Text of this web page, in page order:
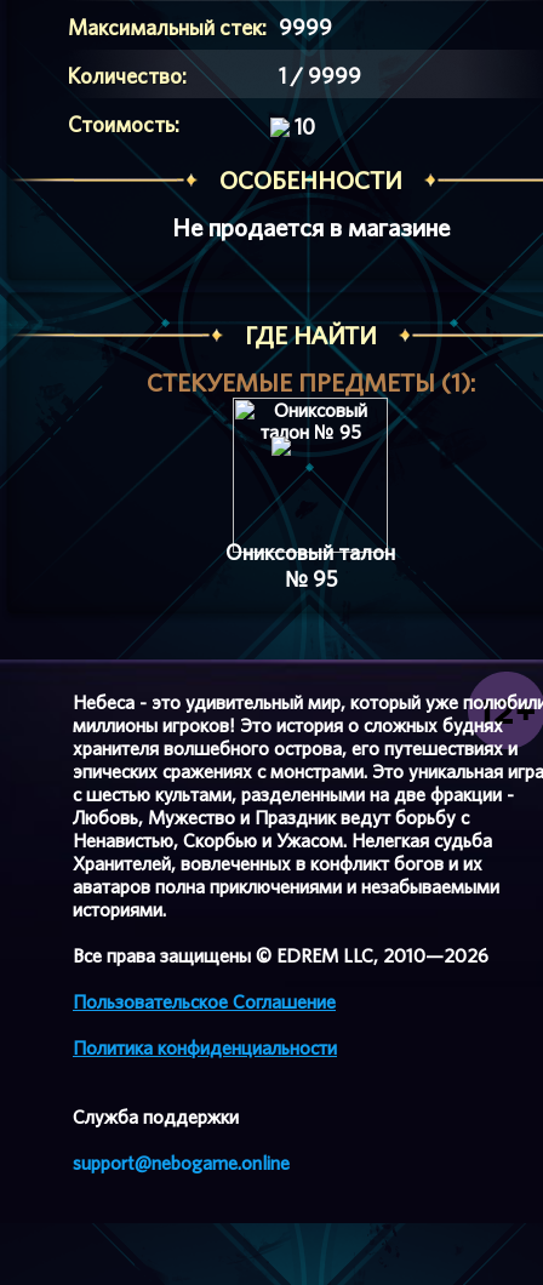
Максимальный стек: 9999
Количество:
1 / 9999
Стоимость:
10
ОСОБЕННОСТИ
Не продается в магазине
ГДЕ НАЙТИ
СТЕКУЕМЫЕ ПРЕДМЕТЫ (1):
Ониксовый талон
№ 95
Небеса - это удивительный мир, который уже
миллионы игроков! Это история о сложных буднях
хранителя волшебного острова, его путешествиях и
эпических сражениях с монстрами. Это уникальная игра
с шестью культами, разделенными на две фракции -
Любовь, Мужество и Праздник ведут борьбу с
Ненавистью, Скорбью и Ужасом. Нелегкая судьба
Хранителей, вовлеченных в конфликт богов и их
аватаров полна приключениями и незабываемыми
историями.
Все права защищены © EDREM LLC, 2010—2026
Пользовательское Соглашение
Политика конфиденциальности
Cлужба поддержки
support@nebogame.online